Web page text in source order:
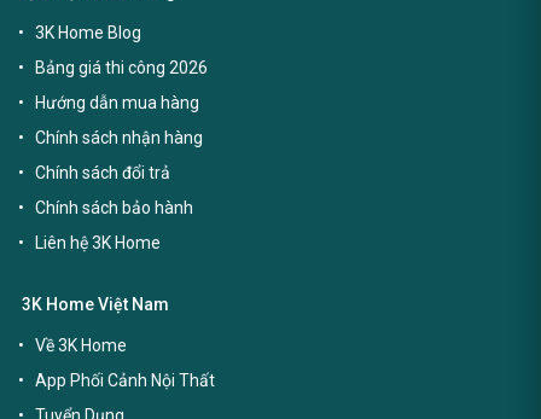
3K Home Blog
Bảng giá thi công 2026
Hướng dẫn mua hàng
Chính sách nhận hàng
Chính sách đổi trả
Chính sách bảo hành
Liên hệ 3K Home
3K Home Việt Nam
Về 3K Home
App Phối Cảnh Nội Thất